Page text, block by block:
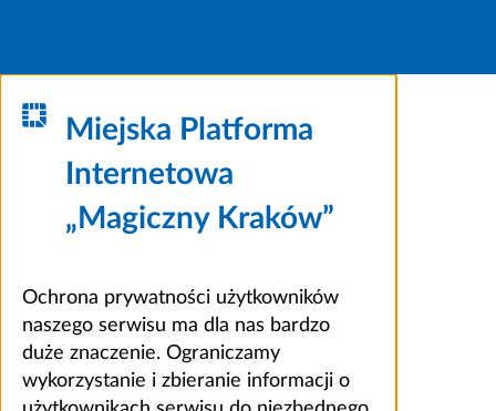
Miejska Platforma
Internetowa
„Magiczny Kraków”
Ochrona prywatności użytkowników
naszego serwisu ma dla nas bardzo
duże znaczenie. Ograniczamy
wykorzystanie i zbieranie informacji o